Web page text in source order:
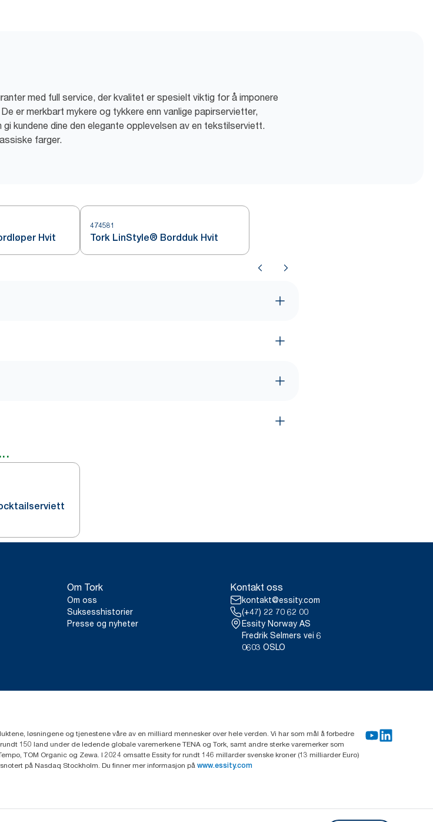
med full service, der kvalitet er spesielt viktig for å imponere
er merkbart mykere og tykkere enn vanlige papirservietter,
kundene dine den elegante opplevelsen av en tekstilserviett.
farger.
Hvit
474581
Tork LinStyle® Bordduk Hvit
Om Tork
Om oss
Suksesshistorier
Presse og nyheter
Kontakt oss
kontakt@essity.com
(+47) 22 70 62 00
Essity Norway AS
Fredrik Selmers vei 6
0603 OSLO
løsningene og tjenestene våre av en milliard mennesker over hele verden. Vi har som mål å forbedre
150 land under de ledende globale varemerkene TENA og Tork, samt andre sterke varemerker som
TOM Organic og Zewa. I 2024 omsatte Essity for rundt 146 millarder svenske kroner (13 milliarder Euro)
på Nasdaq Stockholm. Du finner mer informasjon på www.essity.com